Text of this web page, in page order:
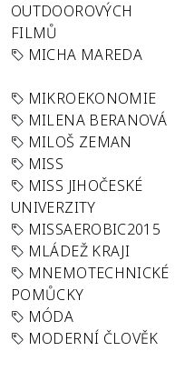
OUTDOOROVÝCH
FILMŮ
MICHA MAREDA
MIKROEKONOMIE
MILENA BERANOVÁ
MILOŠ ZEMAN
MISS
MISS JIHOČESKÉ
UNIVERZITY
MISSAEROBIC2015
MLÁDEŽ KRAJI
MNEMOTECHNICKÉ
POMŮCKY
MÓDA
MODERNÍ ČLOVĚK